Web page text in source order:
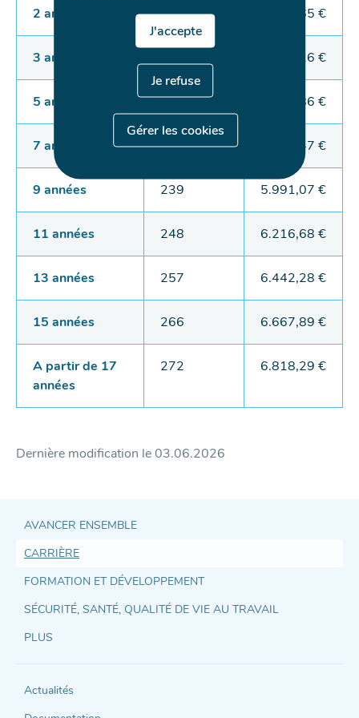
J'accepte
Je refuse
Gérer les cookies
2 années 203 5.088,65 €
3 années 5.314,26 €
5 années 221 5.539,86 €
7 années 230 5.765,47 €
9 années 239 5.991,07 €
11 années 248 6.216,68 €
13 années 257 6.442,28 €
15 années 266 6.667,89 €
A partir de 17
années
272 6.818,29 €
Dernière modification le 03.06.2026
Accès
direct
et
support
AVANCER ENSEMBLE
CARRIÈRE
FORMATION ET DÉVELOPPEMENT
SÉCURITÉ, SANTÉ, QUALITÉ DE VIE AU TRAVAIL
PLUS
Actualités